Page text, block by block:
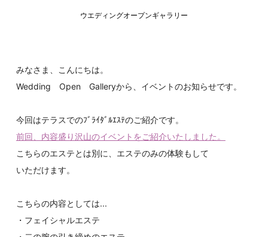
ウエディングオープンギャラリー
みなさま、こんにちは。
Wedding Open Galleryから、イベントのお知らせです。
今回はテラスでのﾌﾞﾗｲﾀﾞﾙｴｽﾃのご紹介です。
前回、内容盛り沢山のイベントをご紹介いたしました。
こちらのエステとは別に、エステのみの体験もして
いただけます。
こちらの内容としては...
・フェイシャルエステ